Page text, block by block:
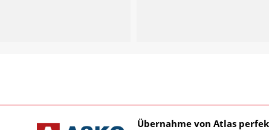
Übernahme von Atlas